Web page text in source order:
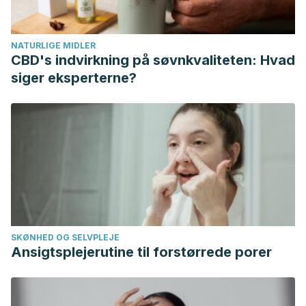
https://www.msdmanuals.com/es-
es/professional/trastornos-endocrinológicos-y-
metabólicos/trastornos-tiroideos/hipertiroidismo?
query=hipertiroidismo
9 efectos fisiológicos de la hormona tiroidea. (n.d.).
Retrieved May 24, 2020, from https://www.elsevier.com/es-
es/connect/medicina/9-efectos-fisiologicos-de-la-
Generalidades sobre la función tiroidea – Trastornos
endocrinológicos y metabólicos – Manual MSD versión
para profesionales. (n.d.). Retrieved May 24, 2020, from
https://www.msdmanuals.com/es-
es/professional/trastornos-endocrinológicos-y-
metabólicos/trastornos-tiroideos/generalidades-sobre-la-
función-tiroidea
Mu, T. (n.d.). Evaluación clínica inicial de la Función
NATURLIGE MIDLER
CBD's indvirkning på søvnkvaliteten: Hvad
siger eksperterne?
SKØNHED OG SELVPLEJE
Ansigtsplejerutine til forstørrede porer